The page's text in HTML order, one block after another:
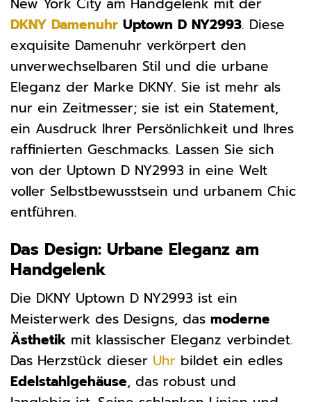
DKNY Damenuhr Uptown D NY2993. Diese
exquisite Damenuhr verkörpert den
unverwechselbaren Stil und die urbane
Eleganz der Marke DKNY. Sie ist mehr als
nur ein Zeitmesser; sie ist ein Statement,
ein Ausdruck Ihrer Persönlichkeit und Ihres
raffinierten Geschmacks. Lassen Sie sich
von der Uptown D NY2993 in eine Welt
voller Selbstbewusstsein und urbanem Chic
entführen.
Das Design: Urbane Eleganz am
Handgelenk
Die DKNY Uptown D NY2993 ist ein
Meisterwerk des Designs, das moderne
Ästhetik mit klassischer Eleganz verbindet.
Das Herzstück dieser Uhr bildet ein edles
Edelstahlgehäuse, das robust und